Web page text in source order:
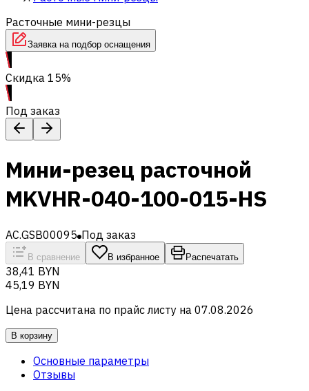
Расточные мини-резцы
Заявка на подбор оснащения
Скидка 15%
Под заказ
Мини-резец расточной
MKVHR-040-100-015-HS
AC.GSB00095 Под заказ
В сравнение В избранное Распечатать
38,41 BYN
45,19 BYN
Цена рассчитана по прайс листу на 07.08.2026
В корзину
Основные параметры
Отзывы